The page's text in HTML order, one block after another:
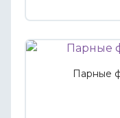
Парные